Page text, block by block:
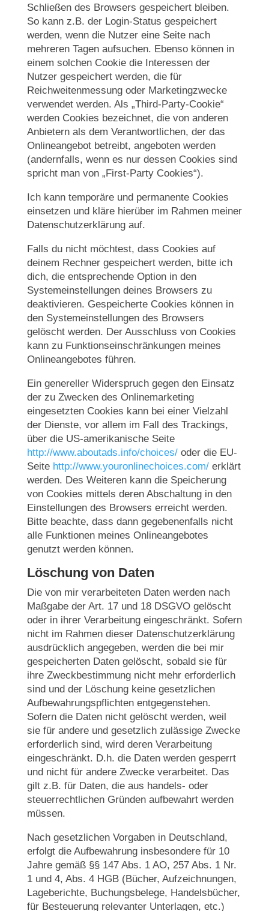
Schließen des Browsers gespeichert bleiben.
So kann z.B. der Login-Status gespeichert
werden, wenn die Nutzer eine Seite nach
mehreren Tagen aufsuchen. Ebenso können in
einem solchen Cookie die Interessen der
Nutzer gespeichert werden, die für
Reichweitenmessung oder Marketingzwecke
verwendet werden. Als „Third-Party-Cookie“
werden Cookies bezeichnet, die von anderen
Anbietern als dem Verantwortlichen, der das
Onlineangebot betreibt, angeboten werden
(andernfalls, wenn es nur dessen Cookies sind
spricht man von „First-Party Cookies“).
Ich kann temporäre und permanente Cookies
einsetzen und kläre hierüber im Rahmen meiner
Datenschutzerklärung auf.
Falls du nicht möchtest, dass Cookies auf
deinem Rechner gespeichert werden, bitte ich
dich, die entsprechende Option in den
Systemeinstellungen deines Browsers zu
deaktivieren. Gespeicherte Cookies können in
den Systemeinstellungen des Browsers
gelöscht werden. Der Ausschluss von Cookies
kann zu Funktionseinschränkungen meines
Onlineangebotes führen.
Ein genereller Widerspruch gegen den Einsatz
der zu Zwecken des Onlinemarketing
eingesetzten Cookies kann bei einer Vielzahl
der Dienste, vor allem im Fall des Trackings,
über die US-amerikanische Seite
http://www.aboutads.info/choices/oder die EU-
Seite http://www.youronlinechoices.com/erklärt
werden. Des Weiteren kann die Speicherung
von Cookies mittels deren Abschaltung in den
Einstellungen des Browsers erreicht werden.
Bitte beachte, dass dann gegebenenfalls nicht
alle Funktionen meines Onlineangebotes
genutzt werden können.
Löschung von Daten
Die von mir verarbeiteten Daten werden nach
Maßgabe der Art. 17 und 18 DSGVO gelöscht
oder in ihrer Verarbeitung eingeschränkt. Sofern
nicht im Rahmen dieser Datenschutzerklärung
ausdrücklich angegeben, werden die bei mir
gespeicherten Daten gelöscht, sobald sie für
ihre Zweckbestimmung nicht mehr erforderlich
sind und der Löschung keine gesetzlichen
Aufbewahrungspflichten entgegenstehen.
Sofern die Daten nicht gelöscht werden, weil
sie für andere und gesetzlich zulässige Zwecke
erforderlich sind, wird deren Verarbeitung
eingeschränkt. D.h. die Daten werden gesperrt
und nicht für andere Zwecke verarbeitet. Das
gilt z.B. für Daten, die aus handels- oder
steuerrechtlichen Gründen aufbewahrt werden
müssen.
Nach gesetzlichen Vorgaben in Deutschland,
erfolgt die Aufbewahrung insbesondere für 10
Jahre gemäß §§ 147 Abs. 1 AO, 257 Abs. 1 Nr.
1 und 4, Abs. 4 HGB (Bücher, Aufzeichnungen,
Lageberichte, Buchungsbelege, Handelsbücher,
für Besteuerung relevanter Unterlagen, etc.)